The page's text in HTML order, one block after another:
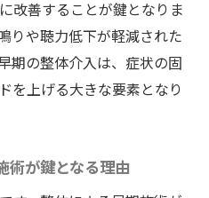
改善することが鍵となりま
りや聴力低下が軽減された
期の整体介入は、症状の固
を上げる大きな要素となり
術が鍵となる理由